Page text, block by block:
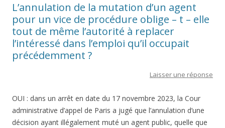
L’annulation de la mutation d’un agent
pour un vice de procédure oblige – t – elle
tout de même l’autorité à replacer
l’intéressé dans l’emploi qu’il occupait
précédemment ?
Laisser une réponse
OUI : dans un arrêt en date du 17 novembre 2023, la Cour
administrative d’appel de Paris a jugé que l’annulation d’une
décision ayant illégalement muté un agent public, quelle que